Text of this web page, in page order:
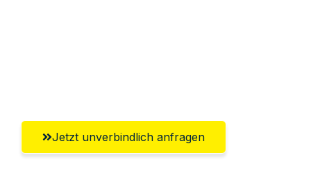
Jetzt unverbindlich anfragen